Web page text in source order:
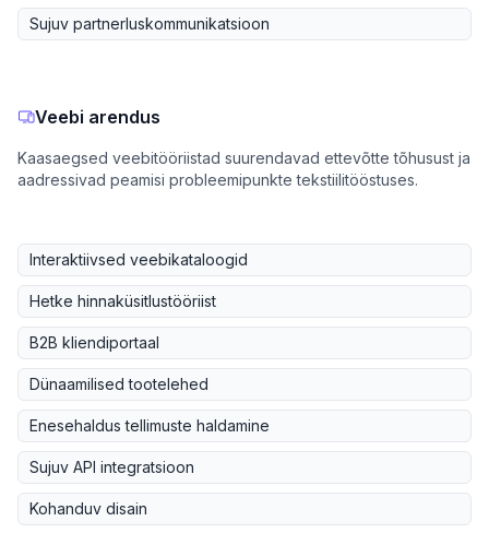
Sujuv partnerluskommunikatsioon
Veebi arendus
Kaasaegsed veebitööriistad suurendavad ettevõtte tõhusust ja
aadressivad peamisi probleemipunkte tekstiilitööstuses.
Interaktiivsed veebikataloogid
Hetke hinnaküsitlustööriist
B2B kliendiportaal
Dünaamilised tootelehed
Enesehaldus tellimuste haldamine
Sujuv API integratsioon
Kohanduv disain